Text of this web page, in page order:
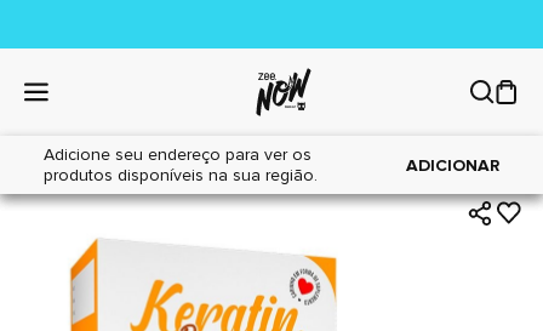
Adicione seu endereço para ver os
produtos disponíveis na sua região.
ADICIONAR
Home|Cães|Farmácia